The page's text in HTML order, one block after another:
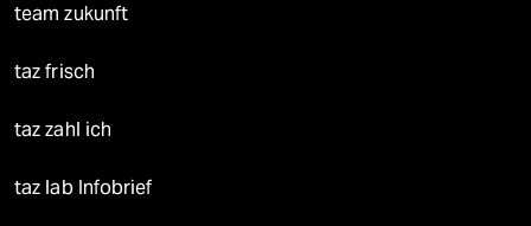
team zukunft
taz frisch
taz zahl ich
taz lab Infobrief